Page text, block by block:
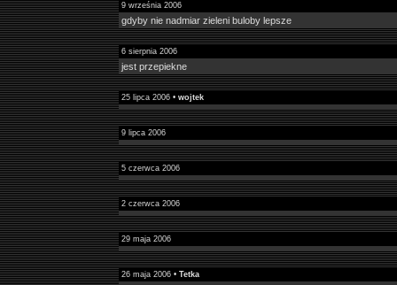
9 września 2006
gdyby nie nadmiar zieleni buloby lepsze
6 sierpnia 2006
jest przepiekne
25 lipca 2006 • wojtek
9 lipca 2006
5 czerwca 2006
2 czerwca 2006
29 maja 2006
26 maja 2006 • Tetka